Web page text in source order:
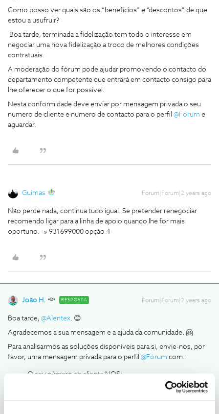
Como posso ver quais são os “benefícios” e “descontos” de que
estou a usufruir?
Boa tarde, terminada a fidelização tem todo o interesse em
negociar uma nova fidelização a troco de melhores condições
contratuais.
A moderação do fórum pode ajudar promovendo o contacto do
departamento competente que entrará em contacto consigo para
lhe oferecer o que for possível.
Nesta conformidade deve enviar por mensagem privada o seu
numero de cliente e numero de contacto para o perfil @Fórum e
aguardar.
Guimas Forum|Forum|2 years ago
Não perde nada, continua tudo igual. Se pretender renegociar
recomendo ligar para a linha de apoio quando lhe for mais
oportuno. -» 931699000 opção 4
João H. RESPOSTA Forum|Forum|2 years ago
Boa tarde, @Alentex. 😊
Agradecemos a sua mensagem e a ajuda da comunidade. 🤗
Para analisarmos as soluções disponíveis para si, envie-nos, por
favor, uma mensagem privada para o perfil @Fórum com:
O seu número de cliente NOS;